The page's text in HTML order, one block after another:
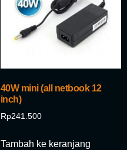
40W mini (all netbook 12
inch)
Rp241.500
Tambah ke keranjang